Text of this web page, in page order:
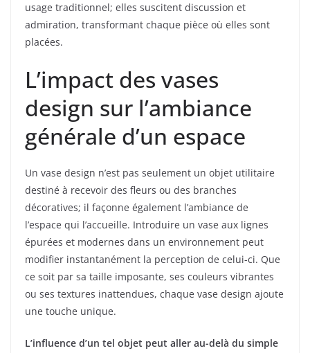
usage traditionnel; elles suscitent discussion et
admiration, transformant chaque pièce où elles sont
placées.
L’impact des vases
design sur l’ambiance
générale d’un espace
Un vase design n’est pas seulement un objet utilitaire
destiné à recevoir des fleurs ou des branches
décoratives; il façonne également l’ambiance de
l’espace qui l’accueille. Introduire un vase aux lignes
épurées et modernes dans un environnement peut
modifier instantanément la perception de celui-ci. Que
ce soit par sa taille imposante, ses couleurs vibrantes
ou ses textures inattendues, chaque vase design ajoute
une touche unique.
L’influence d’un tel objet peut aller au-delà du simple